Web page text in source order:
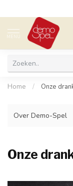
MENU
Home / Onze
Over Demo-Spel
Onze